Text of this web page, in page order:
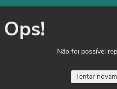
Ops!
Não foi possível
Tentar